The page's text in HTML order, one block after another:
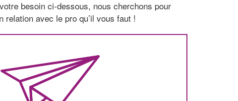
besoin ci-dessous, nous cherchons pour
relation avec le pro qu’il vous faut !